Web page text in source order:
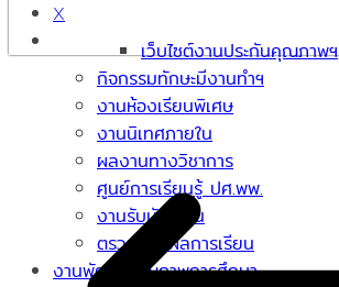
เว็บไซต์งานประกันคุณภาพฯ
กิจกรรมทักษะมีงานทำฯ
งานห้องเรียนพิเศษ
งานนิเทศภายใน
ผลงานทางวิชาการ
ศูนย์การเรียนรู้ ปศ.พพ.
งานรับนักเรียน
ตรวจสอบผลการเรียน
งานพัฒนาคุณภาพการศึกษา
X